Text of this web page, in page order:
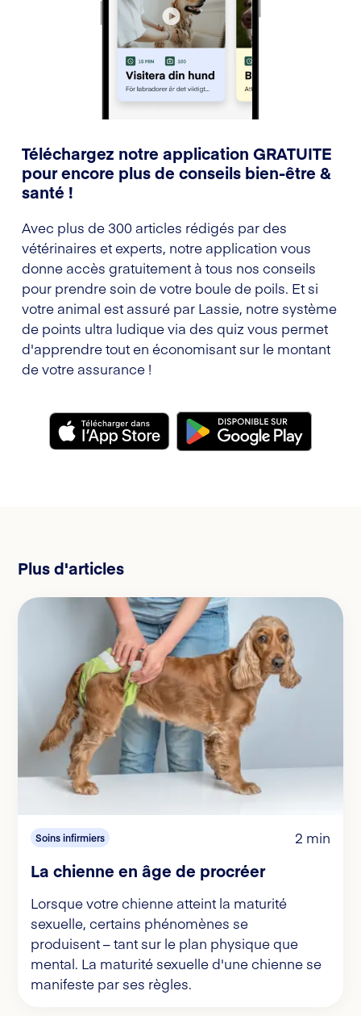
Téléchargez notre application GRATUITE
pour encore plus de conseils bien-être &
santé !
Avec plus de 300 articles rédigés par des
vétérinaires et experts, notre application vous
donne accès gratuitement à tous nos conseils
pour prendre soin de votre boule de poils. Et si
votre animal est assuré par Lassie, notre système
de points ultra ludique via des quiz vous permet
d'apprendre tout en économisant sur le montant
de votre assurance !
Plus d'articles
Soins infirmiers 2 min
La chienne en âge de procréer
Lorsque votre chienne atteint la maturité
sexuelle, certains phénomènes se
produisent – tant sur le plan physique que
mental. La maturité sexuelle d'une chienne se
manifeste par ses règles.